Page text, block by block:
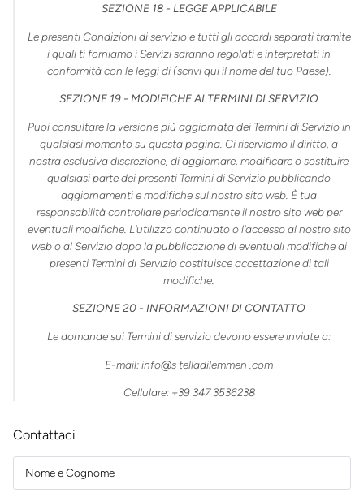
SEZIONE 18 - LEGGE APPLICABILE
Le presenti Condizioni di servizio e tutti gli accordi separati tramite
i quali ti forniamo i Servizi saranno regolati e interpretati in
conformità con le leggi di (scrivi qui il nome del tuo Paese).
SEZIONE 19 - MODIFICHE AI TERMINI DI SERVIZIO
Puoi consultare la versione più aggiornata dei Termini di Servizio in
qualsiasi momento su questa pagina. Ci riserviamo il diritto, a
nostra esclusiva discrezione, di aggiornare, modificare o sostituire
qualsiasi parte dei presenti Termini di Servizio pubblicando
aggiornamenti e modifiche sul nostro sito web. È tua
responsabilità controllare periodicamente il nostro sito web per
eventuali modifiche. L'utilizzo continuato o l'accesso al nostro sito
web o al Servizio dopo la pubblicazione di eventuali modifiche ai
presenti Termini di Servizio costituisce accettazione di tali
modifiche.
SEZIONE 20 - INFORMAZIONI DI CONTATTO
Le domande sui Termini di servizio devono essere inviate a:
E-mail: info@s telladilemmen .com
Cellulare: +39 347 3536238
Contattaci